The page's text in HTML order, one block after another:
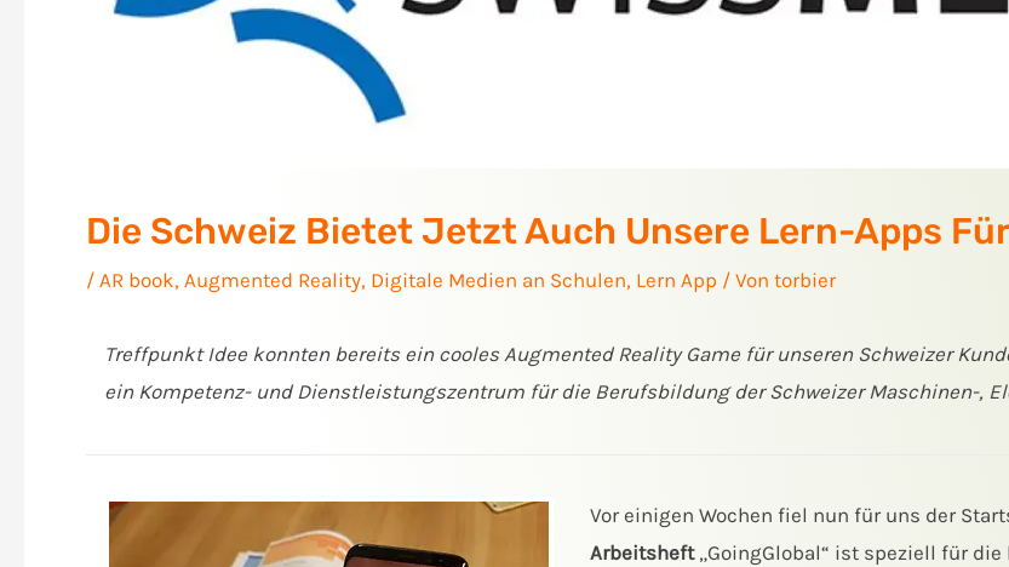
Die Schweiz Bietet Jetzt Auch Unsere Lern-Apps
/ AR book, Augmented Reality, Digitale Medien an Schulen, Lern App / Von torbier
Treffpunkt Idee konnten bereits ein cooles Augmented Reality Game für unseren Schweizer
ein Kompetenz- und Dienstleistungszentrum für die Berufsbildung der Schweizer Maschinen-,
Vor einigen Wochen fiel nun für uns der
Arbeitsheft„GoingGlobal“ ist speziell für die